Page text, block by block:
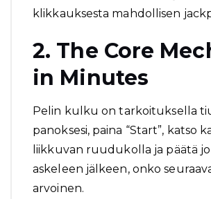
klikkauksesta mahdollisen
2. The Core
in Minutes
Pelin kulku on tarkoituksella
panoksesi, paina “Start”, katso
liikkuvan ruudukolla ja päätä
askeleen jälkeen, onko
arvoinen.